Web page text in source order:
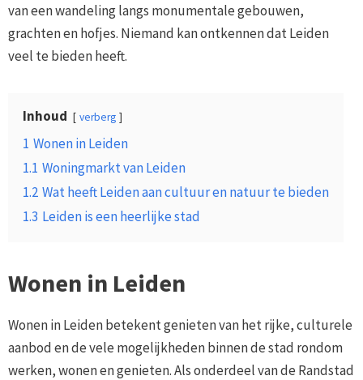
van een wandeling langs monumentale gebouwen,
grachten en hofjes. Niemand kan ontkennen dat Leiden
veel te bieden heeft.
Inhoud verberg
1 Wonen in Leiden
1.1 Woningmarkt van Leiden
1.2 Wat heeft Leiden aan cultuur en natuur te bieden
1.3 Leiden is een heerlijke stad
Wonen in Leiden
Wonen in Leiden betekent genieten van het rijke, culturele
aanbod en de vele mogelijkheden binnen de stad rondom
werken, wonen en genieten. Als onderdeel van de Randstad